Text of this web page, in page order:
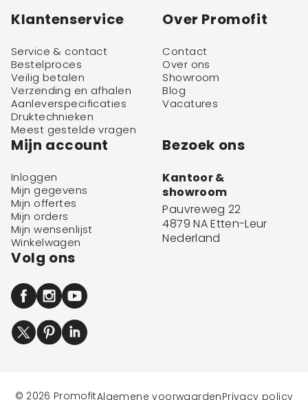
Klantenservice
Service & contact
Bestelproces
Veilig betalen
Verzending en afhalen
Aanleverspecificaties
Druktechnieken
Meest gestelde vragen
Over Promofit
Contact
Over ons
Showroom
Blog
Vacatures
Mijn account
Inloggen
Mijn gegevens
Mijn offertes
Mijn orders
Mijn wensenlijst
Winkelwagen
Bezoek ons
Kantoor &
showroom
Pauvreweg 22
4879 NA Etten-Leur
Nederland
Volg ons
© 2026 PromofitAlgemene voorwaardenPrivacy policy